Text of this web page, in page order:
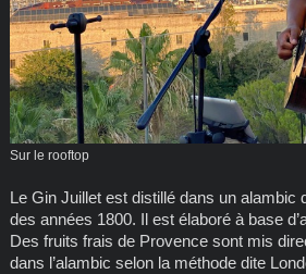
Sur le rooftop
Le Gin Juillet est distillé dans un alambic
des années 1800. Il est élaboré à base
Des fruits frais de Provence sont mis
dans l’alambic selon la méthode dite